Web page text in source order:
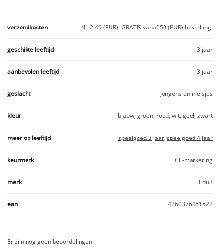
verzendkosten NL 2,49 (EUR). GRATIS vanaf 50 (EUR) bestelling.
geschikte leeftijd 3 jaar
aanbevolen leeftijd 3 jaar
geslacht Jongens en meisjes
kleur blauw, groen, rood, wit, geel, zwart
meer op leeftijd speelgoed 3 jaar, speelgoed 4 jaar
keurmerk CE-markering
merk Edu3
ean 4260376461522
Er zijn nog geen beoordelingen.